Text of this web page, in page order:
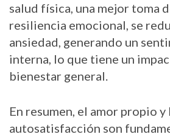
salud física, una mejor toma
resiliencia emocional, se
ansiedad, generando un
interna, lo que tiene un
bienestar general.
En resumen, el amor propio y
autosatisfacción son